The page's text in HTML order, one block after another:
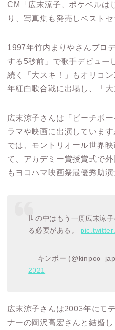
CM「広末涼子、ポケベルは
り、写真集も発売しベストセ
1997年竹内まりやさんプロ
する5秒前」で歌手デビュー
続く「大スキ！」もオリコ
年紅白歌合戦に出場し、「大
広末涼子さんは「ビーチボ
ラマや映画に出演しています
では、モントリオール世界
て、アカデミー賞授賞式で
もヨコハマ映画祭最優秀助演
世の中はもう一度広末涼
る必要がある。
— キンポー
2021
広末涼子さんは2003年にモ
ナーの岡沢高宏さんと結婚